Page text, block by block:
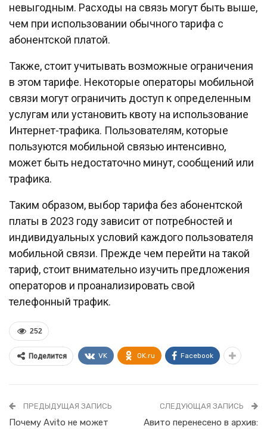
невыгодным. Расходы на связь могут быть выше,
чем при использовании обычного тарифа с
абонентской платой.
Также, стоит учитывать возможные ограничения
в этом тарифе. Некоторые операторы мобильной
связи могут ограничить доступ к определенным
услугам или установить квоту на использование
Интернет-трафика. Пользователям, которые
пользуются мобильной связью интенсивно,
может быть недостаточно минут, сообщений или
трафика.
Таким образом, выбор тарифа без абонентской
платы в 2023 году зависит от потребностей и
индивидуальных условий каждого пользователя
мобильной связи. Прежде чем перейти на такой
тариф, стоит внимательно изучить предложения
операторов и проанализировать свой
телефонный трафик.
252
Поделится VK OK.ru Facebook
ПРЕДЫДУЩАЯ ЗАПИСЬ
Почему Avito не может
СЛЕДУЮЩАЯ ЗАПИСЬ
Авито перенесено в архив: